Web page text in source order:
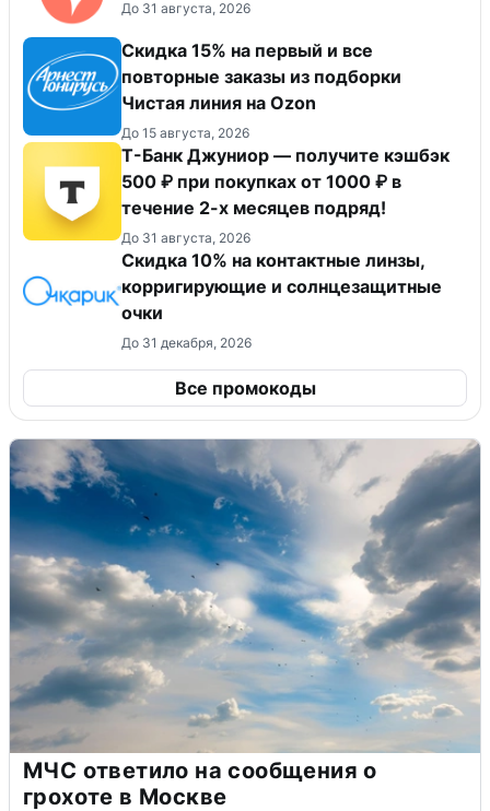
До 31 августа, 2026
Скидка 15% на первый и все
повторные заказы из подборки
Чистая линия на Ozon
До 15 августа, 2026
Т-Банк Джуниор — получите кэшбэк
500 ₽ при покупках от 1000 ₽ в
течение 2-х месяцев подряд!
До 31 августа, 2026
Скидка 10% на контактные линзы,
корригирующие и солнцезащитные
очки
До 31 декабря, 2026
Все промокоды
МЧС ответило на сообщения о
грохоте в Москве